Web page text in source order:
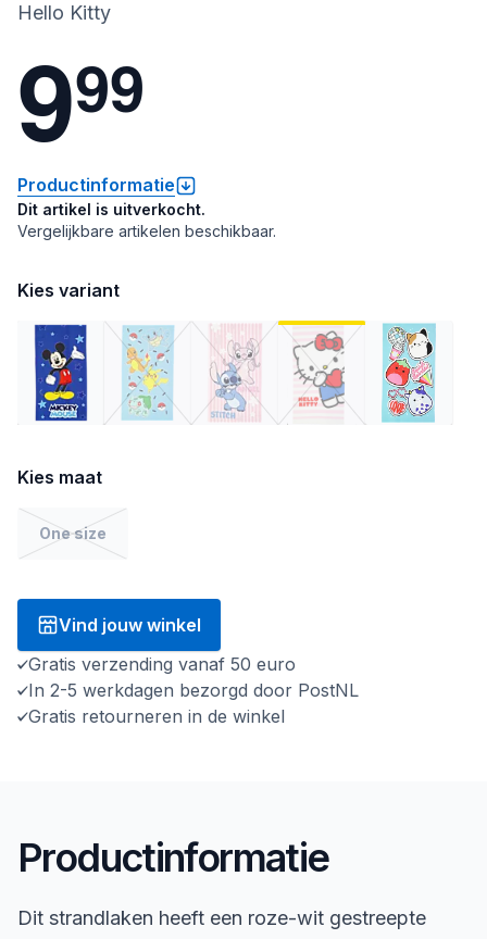
Hello Kitty
999
Productinformatie
Dit artikel is uitverkocht.
Vergelijkbare artikelen beschikbaar.
Kies variant
Kies maat
One size
Vind jouw winkel
Gratis verzending vanaf 50 euro
In 2-5 werkdagen bezorgd door PostNL
Gratis retourneren in de winkel
Productinformatie
Dit strandlaken heeft een roze-wit gestreepte